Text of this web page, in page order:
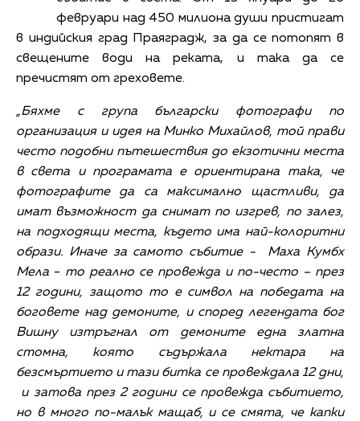
февруари над 450 милиона души пристигат
в индийския град Праяградж, за да се потопят в
свещените води на реката, и така да се
пречистят от греховете.
„Бяхме с група български фотографи по
организация и идея на Минко Михайлов, той прави
често подобни пътешествия до екзотични места
в света и програмата е ориентирана така, че
фотографите да са максимално щастливи, да
имат възможност да снимат по изгрев, по залез,
на подходящи места, където има най-колоритни
образи. Иначе за самото събитие -
Маха Кумбх
Мела - то реално се провежда и по-често – през
12 години, защото то е символ на победата на
боговете над демоните, и според легендата бог
Вишну изтръгнал от демоните една златна
стомна, която съдържала нектара на
безсмъртието и тази битка се провеждала 12 дни,
и затова през 2 години се провежда събитието,
но в много по-малък мащаб, и се смята, че капки